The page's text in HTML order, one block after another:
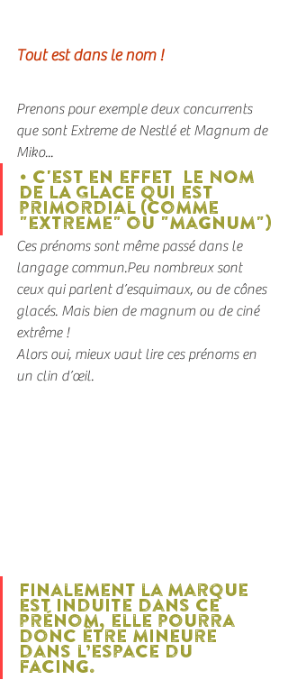
Tout est dans le nom !
Prenons pour exemple deux concurrents
que sont Extreme de Nestlé et Magnum de
Miko...
• c'est en effet  LE NOM
DE LA GLACE qui est
primordial (comme
"extreme" ou "magnum")
Ces prénoms sont même passé dans le
langage commun.Peu nombreux sont
ceux qui parlent d’esquimaux, ou de cônes
glacés. Mais bien de magnum ou de ciné
extrême !
Alors oui, mieux vaut lire ces prénoms en
un clin d’œil.
Finalement la marque
est induite dans ce
prénom, elle pourra
donc être mineure
dans l’espace du
facing.